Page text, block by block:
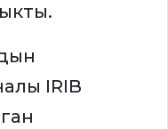
IRIB